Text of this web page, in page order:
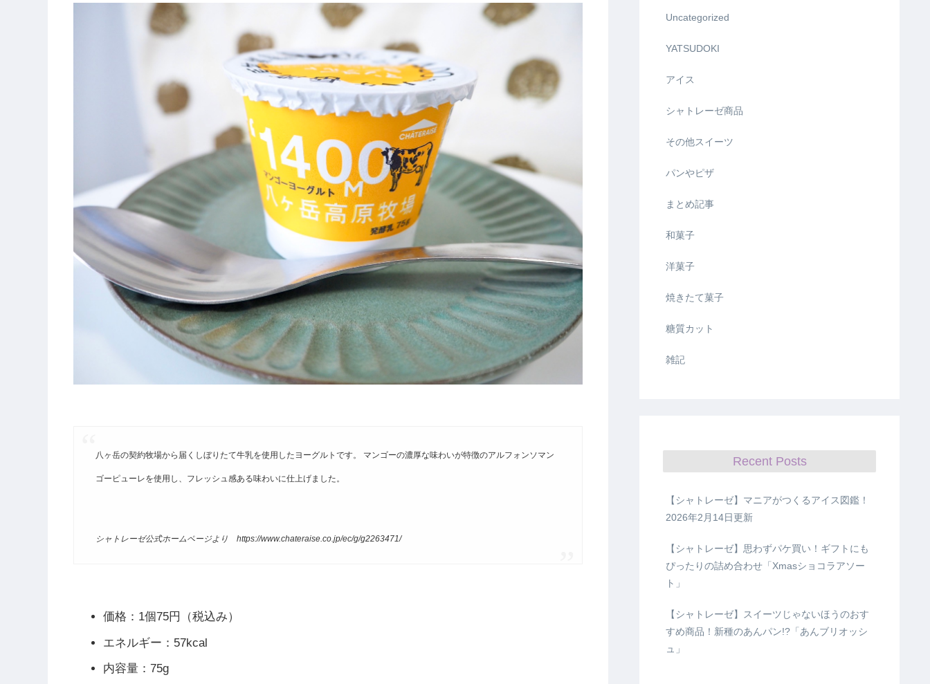
八ヶ岳の契約牧場から届くしぼりたて牛乳を使用したヨーグルトです。 マンゴーの濃厚な味わいが特徴のアルフォンソマン
ゴーピューレを使用し、フレッシュ感ある味わいに仕上げました。
シャトレーゼ公式ホームページより https://www.chateraise.co.jp/ec/g/g2263471/
価格：1個75円（税込み）
エネルギー：57kcal
内容量：75g
Uncategorized
YATSUDOKI
アイス
シャトレーゼ商品
その他スイーツ
パンやピザ
まとめ記事
和菓子
洋菓子
焼きたて菓子
糖質カット
雑記
Recent Posts
【シャトレーゼ】マニアがつくるアイス図鑑！
2026年2月14日更新
【シャトレーゼ】思わずパケ買い！ギフトにも
ぴったりの詰め合わせ「Xmasショコラアソー
ト」
【シャトレーゼ】スイーツじゃないほうのおす
すめ商品！新種のあんパン!?「あんブリオッシ
ュ」